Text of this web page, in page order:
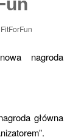
FitForFun
nagroda
główna